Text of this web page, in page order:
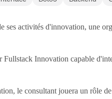
ses activités d'innovation, une
Innovation capable
le consultant jouera un rôle